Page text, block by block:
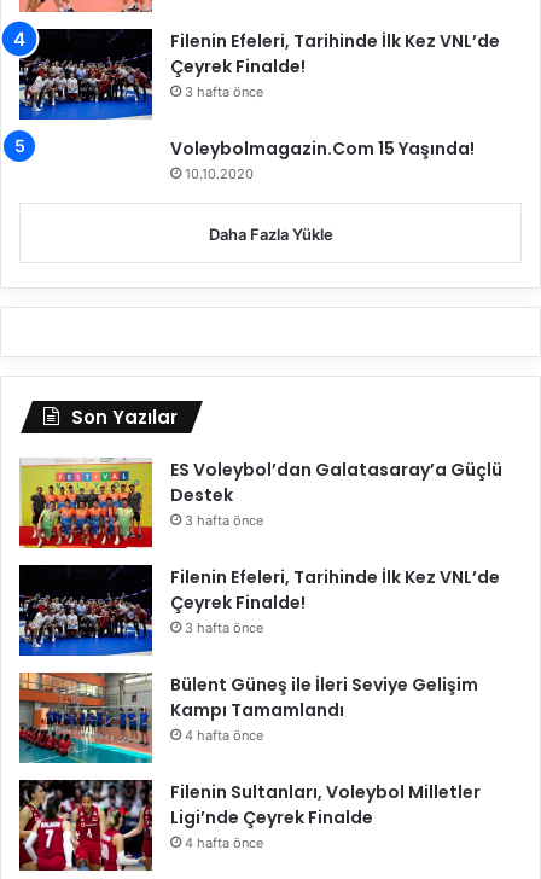
Filenin Efeleri, Tarihinde İlk Kez VNL’de
Çeyrek Finalde!
3 hafta önce
Voleybolmagazin.Com 15 Yaşında!
10.10.2020
Daha Fazla Yükle
Son Yazılar
ES Voleybol’dan Galatasaray’a Güçlü
Destek
3 hafta önce
Filenin Efeleri, Tarihinde İlk Kez VNL’de
Çeyrek Finalde!
3 hafta önce
Bülent Güneş ile İleri Seviye Gelişim
Kampı Tamamlandı
4 hafta önce
Filenin Sultanları, Voleybol Milletler
Ligi’nde Çeyrek Finalde
4 hafta önce